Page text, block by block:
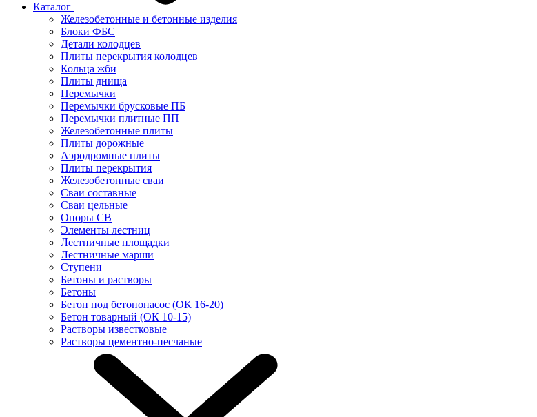
Каталог
Железобетонные и бетонные изделия
Блоки ФБС
Детали колодцев
Плиты перекрытия колодцев
Кольца жби
Плиты днища
Перемычки
Перемычки брусковые ПБ
Перемычки плитные ПП
Железобетонные плиты
Плиты дорожные
Аэродромные плиты
Плиты перекрытия
Железобетонные сваи
Сваи составные
Сваи цельные
Опоры СВ
Элементы лестниц
Лестничные площадки
Лестничные марши
Ступени
Бетоны и растворы
Бетоны
Бетон под бетононасос (ОК 16-20)
Бетон товарный (ОК 10-15)
Растворы известковые
Растворы цементно-песчаные